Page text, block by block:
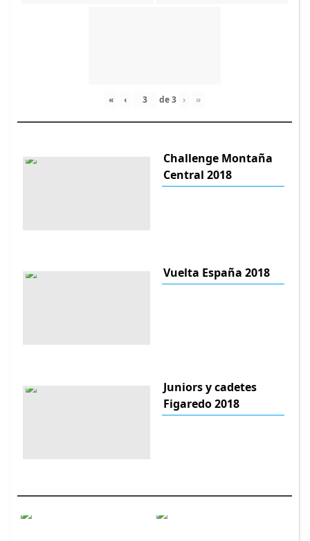
« ‹ de3 › »
Challenge Montaña
Central 2018
Vuelta España 2018
Juniors y cadetes
Figaredo 2018